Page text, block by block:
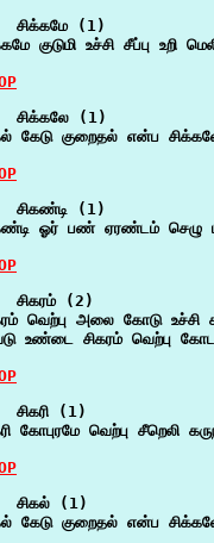
சிக்கமே (1)
குடுமி உச்சி சீப்பு உறி
சிக்கலே (1)
கேடு குறைதல் என்ப
சிகண்டி (1)
ஓர் பண் ஏரண்டம் செழு
சிகரம் (2)
வெற்பு அலை கோடு
உண்டை சிகரம் வெற்பு
சிகரி (1)
கோபுரமே வெற்பு சீறெலி
சிகல் (1)
கேடு குறைதல் என்ப